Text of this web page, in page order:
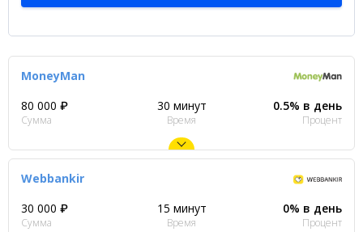
MoneyMan
80 000 ₽
Сумма
30 минут
Время
0.5% в день
Процент
Webbankir
30 000 ₽
Сумма
15 минут
Время
0% в день
Процент